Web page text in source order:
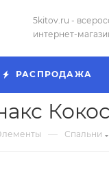
5kitov.ru -
интернет-
РАСПРОДАЖА
— Спальни